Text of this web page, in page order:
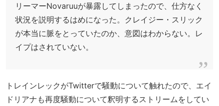
リーマーNovaruuが暴露してしまったので、仕方なく
状況を説明するはめになった。クレイジー・スリック
が本当に脈をとっていたのか、意図はわからない。レ
イプはされていない。
トレインレックがTwitterで騒動について触れたので、エイ
ドリアナも再度騒動について釈明するストリームをしてい